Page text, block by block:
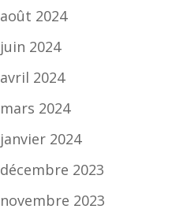
août 2024
juin 2024
avril 2024
mars 2024
janvier 2024
décembre 2023
novembre 2023